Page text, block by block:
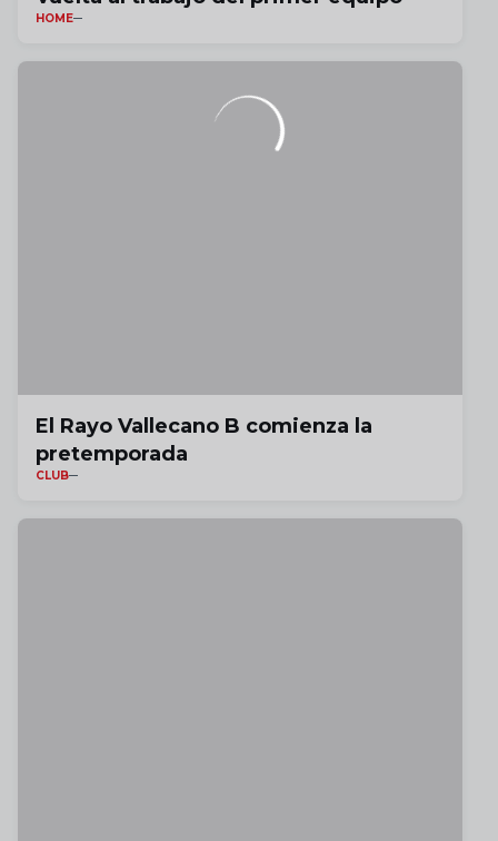
HOME
El Rayo Vallecano B comienza la
pretemporada
CLUB